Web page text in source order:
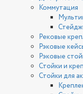
Коммутация
Рековые
Рэковые
Рэковые
Стойки и
Стойки для